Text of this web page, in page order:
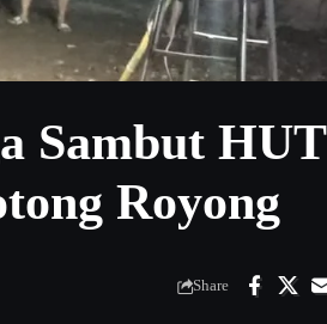
Sambut HUT
Royong
Share